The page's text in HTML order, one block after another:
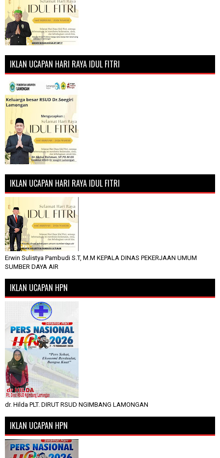
IKLAN UCAPAN HARI RAYA IDUL FITRI
IKLAN UCAPAN HARI RAYA IDUL FITRI
Erwin Sulistya Pambudi S.T, M.M KEPALA DINAS PEKERJAAN UMUM
SUMBER DAYA AIR
IKLAN UCAPAN HPN
dr. Hilda PLT. DIRUT RSUD NGIMBANG LAMONGAN
IKLAN UCAPAN HPN